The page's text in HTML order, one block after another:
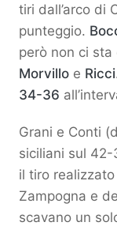
tiri dall’arco di
punteggio.
però non ci
Morvillo e Ricci
34-36
Grani e Conti
siciliani sul 42-
il tiro
Zampogna e
scavano un